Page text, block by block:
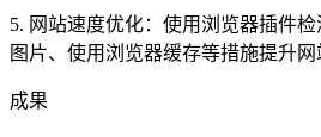
5. 网站速度优化：使用浏览器插件
图片、使用浏览器缓存等措施提升网
成果